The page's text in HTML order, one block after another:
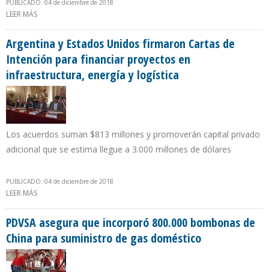
PUBLICADO: 04 de diciembre de 2018
LEER MÁS
Argentina y Estados Unidos firmaron Cartas de
Intención para financiar proyectos en
infraestructura, energía y logística
Los acuerdos suman $813 millones y promoverán capital privado
adicional que se estima llegue a 3.000 millones de dólares
PUBLICADO: 04 de diciembre de 2018
LEER MÁS
ENERGÍA Y LOGÍSTICA
PDVSA asegura que incorporó 800.000 bombonas de
China para suministro de gas doméstico